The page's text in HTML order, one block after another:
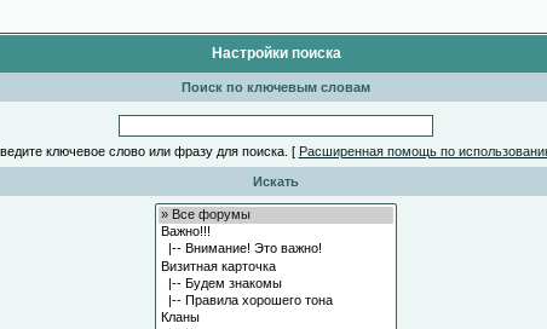
Настройки поиска
Поиск по ключевым словам
ключевое слово или фразу для поиска. [ Расширенная помощь по
Искать